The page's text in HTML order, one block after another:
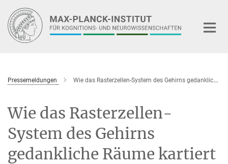
Hauptinhalt
Pressemeldungen Wie das Rasterzellen-System des Gehirns gedankliche Räume kartiert
Wie das Rasterzellen-
System des Gehirns
gedankliche Räume kartiert